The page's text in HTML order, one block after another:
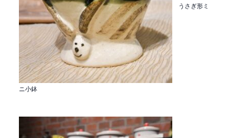
うさぎ形ミ
ニ小鉢